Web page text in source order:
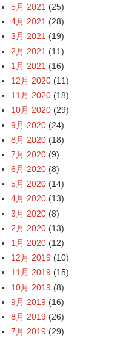
5月 2021 (25)
4月 2021 (28)
3月 2021 (19)
2月 2021 (11)
1月 2021 (16)
12月 2020 (11)
11月 2020 (18)
10月 2020 (29)
9月 2020 (24)
8月 2020 (18)
7月 2020 (9)
6月 2020 (8)
5月 2020 (14)
4月 2020 (13)
3月 2020 (8)
2月 2020 (13)
1月 2020 (12)
12月 2019 (10)
11月 2019 (15)
10月 2019 (8)
9月 2019 (16)
8月 2019 (26)
7月 2019 (29)